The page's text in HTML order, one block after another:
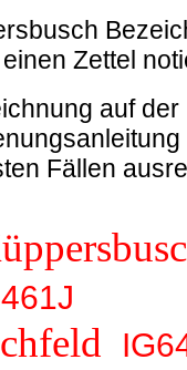
Zettel
auf
Fällen